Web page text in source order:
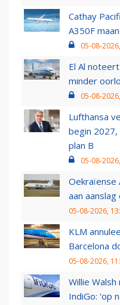
Cathay
A350F
05-08-
El Al
minder
05-08-
Lufthansa
begin
plan B
05-08-
Oekraïense
aan
05-08-2026,
KLM
Barcelona
05-08-2026,
Willie
IndiGo: 'op